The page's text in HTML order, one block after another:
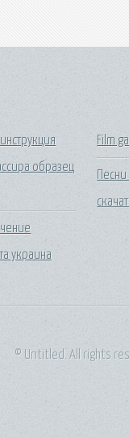
образец
украина
Film
© Untitled. All rights